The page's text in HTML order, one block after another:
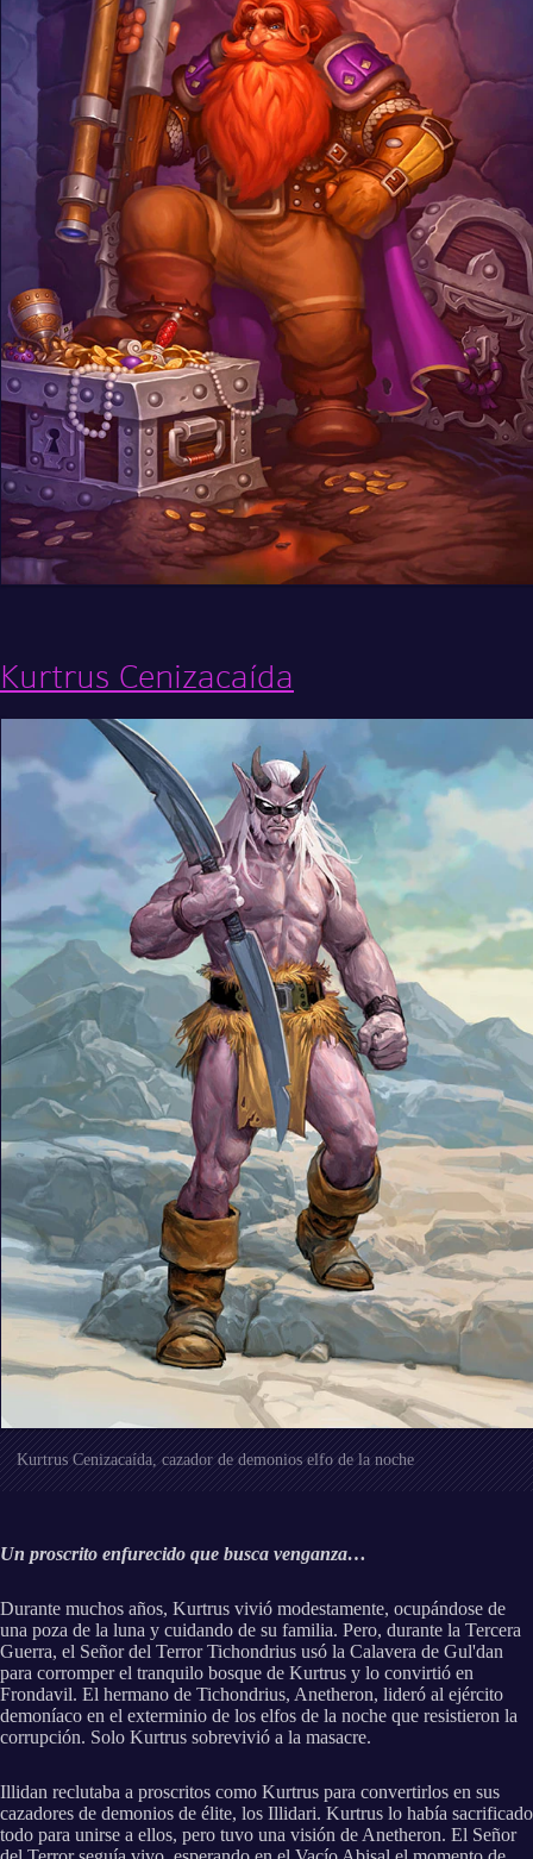
Kurtrus Cenizacaída
Kurtrus Cenizacaída, cazador de demonios elfo de la noche
Un proscrito enfurecido que busca venganza…
Durante muchos años, Kurtrus vivió modestamente, ocupándose de
una poza de la luna y cuidando de su familia. Pero, durante la Tercera
Guerra, el Señor del Terror Tichondrius usó la Calavera de Gul'dan
para corromper el tranquilo bosque de Kurtrus y lo convirtió en
Frondavil. El hermano de Tichondrius, Anetheron, lideró al ejército
demoníaco en el exterminio de los elfos de la noche que resistieron la
corrupción. Solo Kurtrus sobrevivió a la masacre.
Illidan reclutaba a proscritos como Kurtrus para convertirlos en sus
cazadores de demonios de élite, los Illidari. Kurtrus lo había sacrificado
todo para unirse a ellos, pero tuvo una visión de Anetheron. El Señor